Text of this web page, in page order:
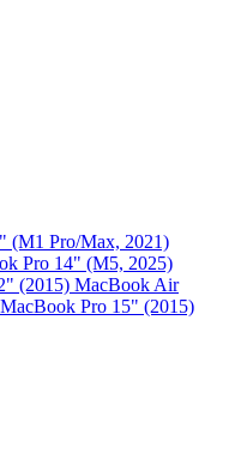
(M1 Pro/Max, 2021)
Pro 14" (M5, 2025)
(2015) MacBook Air
MacBook Pro 15" (2015)